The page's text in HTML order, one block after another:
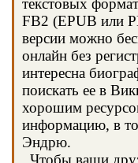
текстовых
FB2 (EPUB или
версии можно
онлайн без
интересна
поискать ее в
хорошим
информацию, в
Эндрю.
Чтобы ваши